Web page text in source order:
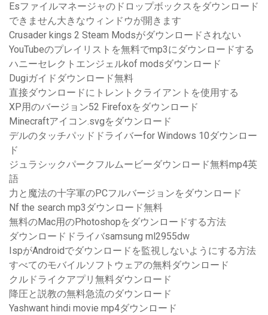
Esファイルマネージャのドロップボックスをダウンロード
できません大きなウィンドウが開きます
Crusader kings 2 Steam Modsがダウンロードされない
YouTubeのプレイリストを無料でmp3にダウンロードする
ハニーセレクトエンジェルkof modsダウンロード
Dugiガイドダウンロード無料
直接ダウンロードにトレントクライアントを使用する
XP用のバージョン52 Firefoxをダウンロード
Minecraftアイコン.svgをダウンロード
デルのタッチパッドドライバーfor Windows 10ダウンロー
ド
ジュラシックパークフルムービーダウンロード無料mp4英
語
力と魔法の十字軍のPCフルバージョンをダウンロード
Nf the search mp3ダウンロード無料
無料のMac用のPhotoshopをダウンロードする方法
ダウンロードドライバsamsung ml2955dw
IspがAndroidでダウンロードを監視しないようにする方法
すべてのモバイルソフトウェアの無料ダウンロード
クルドライクアプリ無料ダウンロード
降圧と説教の無料急流のダウンロード
Yashwant hindi movie mp4ダウンロード